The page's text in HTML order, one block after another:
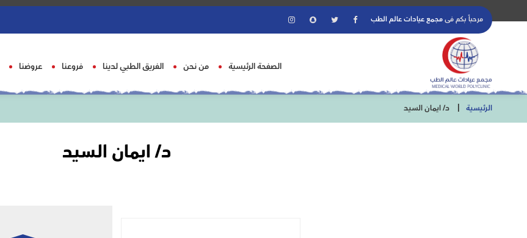
مرحباً بكم فىمجمع عيادات عالم الطب
الصفحة الرئيسية من نحن الفريق الطبي لدينا فروعنا عروضنا
الرئيسية د/ ايمان السيد
د/ ايمان السيد